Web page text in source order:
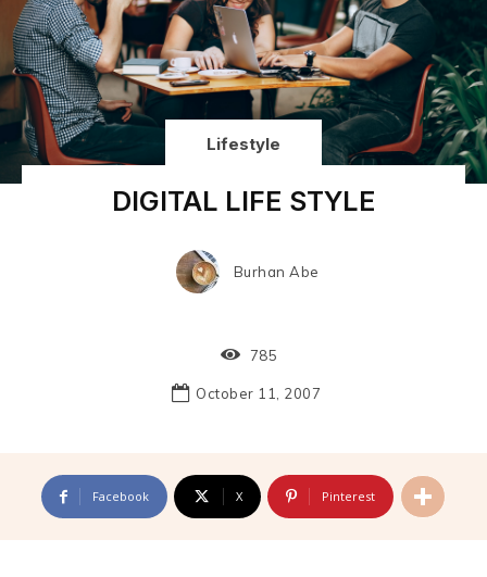
Lifestyle
DIGITAL LIFE STYLE
Burhan Abe
785
October 11, 2007
Facebook X Pinterest